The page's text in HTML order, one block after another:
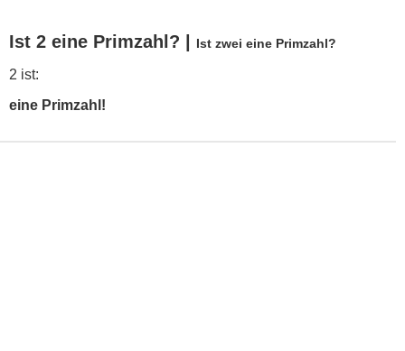
Ist 2 eine Primzahl? | Ist zwei eine Primzahl?
2 ist:
eine Primzahl!